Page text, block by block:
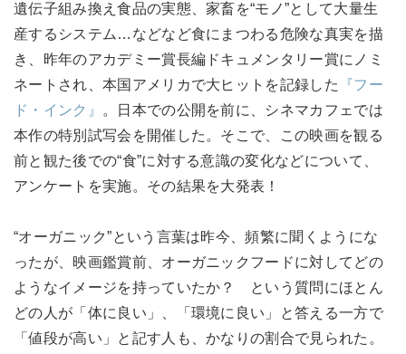
遺伝子組み換え食品の実態、家畜を“モノ”として大量生
産するシステム…などなど食にまつわる危険な真実を描
き、昨年のアカデミー賞長編ドキュメンタリー賞にノミ
ネートされ、本国アメリカで大ヒットを記録した
『フー
ド・インク』
。日本での公開を前に、シネマカフェでは
本作の特別試写会を開催した。そこで、この映画を観る
前と観た後での“食”に対する意識の変化などについて、
アンケートを実施。その結果を大発表！
“オーガニック”という言葉は昨今、頻繁に聞くようにな
ったが、映画鑑賞前、オーガニックフードに対してどの
ようなイメージを持っていたか？ という質問にほとん
どの人が「体に良い」、「環境に良い」と答える一方で
「値段が高い」と記す人も、かなりの割合で見られた。